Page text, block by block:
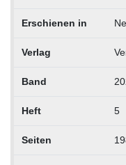
Erschienen in
Verlag
Band
Heft 5
Seiten